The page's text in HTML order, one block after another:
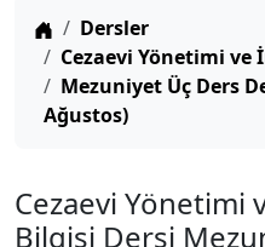
Anasayfa
Dersler
Cezaevi Yönetimi
Mezuniyet Üç Ders
Ağustos)
Cezaevi Yönetimi
Bilgisi Dersi